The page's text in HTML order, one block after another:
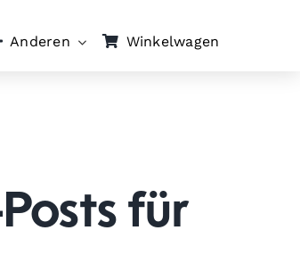
Anderen Winkelwagen
für